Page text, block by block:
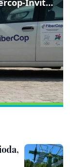
Sottoscritte le convenzioni Fibercop-Invitalia, fibra ottica per 477 mila civici